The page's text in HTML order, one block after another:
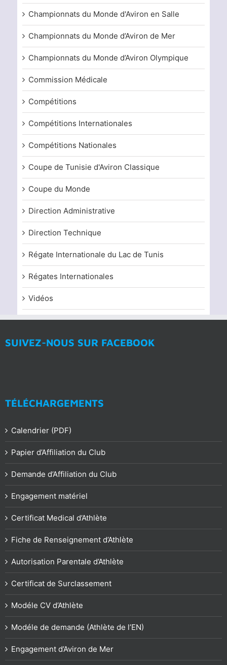
Championnats du Monde d'Aviron en Salle
Championnats du Monde d’Aviron de Mer
Championnats du Monde d’Aviron Olympique
Commission Médicale
Compétitions
Compétitions Internationales
Compétitions Nationales
Coupe de Tunisie d'Aviron Classique
Coupe du Monde
Direction Administrative
Direction Technique
Régate Internationale du Lac de Tunis
Régates Internationales
Vidéos
SUIVEZ-NOUS SUR FACEBOOK
TÉLÉCHARGEMENTS
Calendrier (PDF)
Papier d’Affiliation du Club
Demande d’Affiliation du Club
Engagement matériel
Certificat Medical d’Athlète
Fiche de Renseignement d’Athlète
Autorisation Parentale d’Athlète
Certificat de Surclassement
Modéle CV d’Athlète
Modéle de demande (Athlète de l’EN)
Engagement d’Aviron de Mer